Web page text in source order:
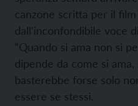
canzone scritta per il
dall'inconfondibile voce
“Quando si ama non si
dipende da come si ama,
basterebbe forse solo
essere se stessi.